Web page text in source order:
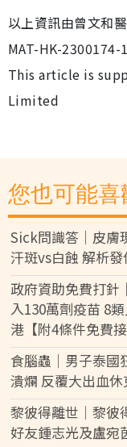
以上資訊由曾文和
MAT-HK-
This article is
Limited
您也可能喜
Sick問識答｜皮膚
汗斑vs白蝕 解析
政府資助免費打針
入130萬劑疫苗 8
港【附4條件免費接
食腦蟲｜男子泰國
潰爛 反覆大出血休
黎彼得離世｜黎彼
好友鍾志光及盧宛